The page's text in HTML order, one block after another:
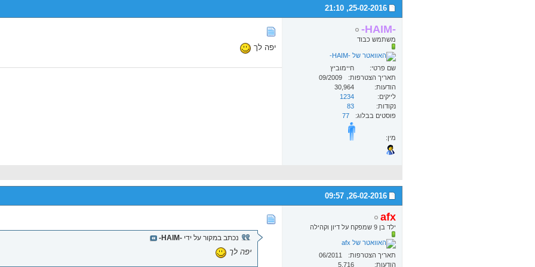
25-02-2016,
21:10
-HAIM-
משתמש כבוד
שם פרטי
חיימוביץ
תאריך הצטרפות
09/2009
הודעות
30,964
לייקים
1234
נקודות
83
פוסטים בבלוג
77
מין:
יפה לך
26-02-2016,
09:57
afx
ילד בן 9 שמפקח על דיון וקהילה
תאריך הצטרפות
06/2011
הודעות
5,716
נכתב במקור על ידי -HAIM-
יפה לך